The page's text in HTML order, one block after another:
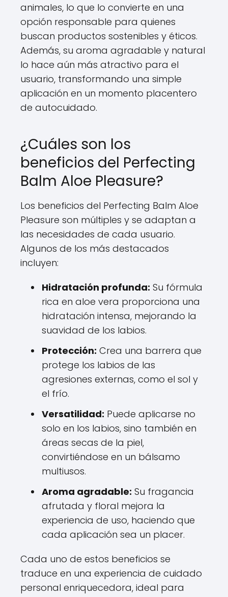
animales, lo que lo convierte en una
opción responsable para quienes
buscan productos sostenibles y éticos.
Además, su aroma agradable y natural
lo hace aún más atractivo para el
usuario, transformando una simple
aplicación en un momento placentero
de autocuidado.
¿Cuáles son los
beneficios del Perfecting
Balm Aloe Pleasure?
Los beneficios del Perfecting Balm Aloe
Pleasure son múltiples y se adaptan a
las necesidades de cada usuario.
Algunos de los más destacados
incluyen:
Hidratación profunda: Su fórmula
rica en aloe vera proporciona una
hidratación intensa, mejorando la
suavidad de los labios.
Protección: Crea una barrera que
protege los labios de las
agresiones externas, como el sol y
el frío.
Versatilidad: Puede aplicarse no
solo en los labios, sino también en
áreas secas de la piel,
convirtiéndose en un bálsamo
multiusos.
Aroma agradable: Su fragancia
afrutada y floral mejora la
experiencia de uso, haciendo que
cada aplicación sea un placer.
Cada uno de estos beneficios se
traduce en una experiencia de cuidado
personal enriquecedora, ideal para